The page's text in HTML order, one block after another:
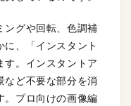
ングや回転、色調補
、「インスタント
す。インスタントア
など不要な部分を消
。プロ向けの画像編